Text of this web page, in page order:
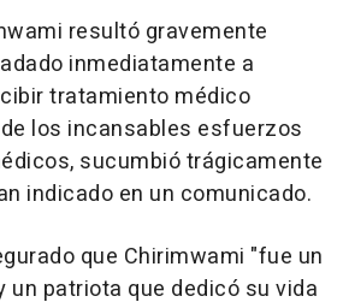
resultó gravemente
inmediatamente a
tratamiento médico
los incansables esfuerzos
sucumbió trágicamente
indicado en un comunicado.
que Chirimwami "fue un
un patriota que dedicó su vida